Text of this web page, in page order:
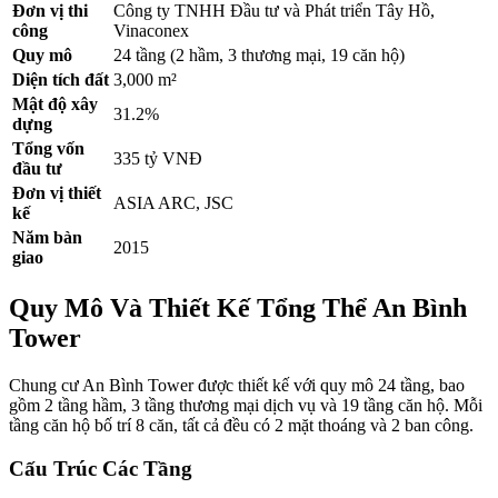
Đơn vị thi
công
Công ty TNHH Đầu tư và Phát triển Tây Hồ,
Vinaconex
Quy mô
24 tầng (2 hầm, 3 thương mại, 19 căn hộ)
Diện tích đất 3,000 m²
Mật độ xây
dựng
31.2%
Tổng vốn
đầu tư
335 tỷ VNĐ
Đơn vị thiết
kế
ASIA ARC, JSC
Năm bàn
giao
2015
Quy Mô Và Thiết Kế Tổng Thể An Bình
Tower
Chung cư An Bình Tower được thiết kế với quy mô 24 tầng, bao
gồm 2 tầng hầm, 3 tầng thương mại dịch vụ và 19 tầng căn hộ. Mỗi
tầng căn hộ bố trí 8 căn, tất cả đều có 2 mặt thoáng và 2 ban công.
Cấu Trúc Các Tầng